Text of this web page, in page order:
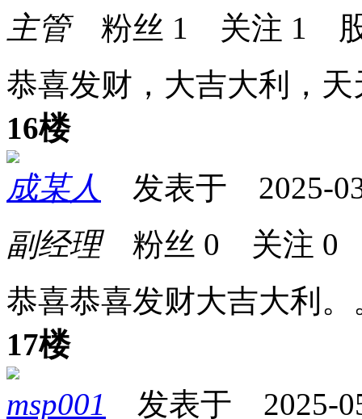
主管粉丝 1 关注 1
恭喜发财，大吉大利，
16楼
成某人
发表于 2025-
副经理粉丝 0 关注 0
恭喜恭喜发财大吉大利。
17楼
msp001
发表于 2025-